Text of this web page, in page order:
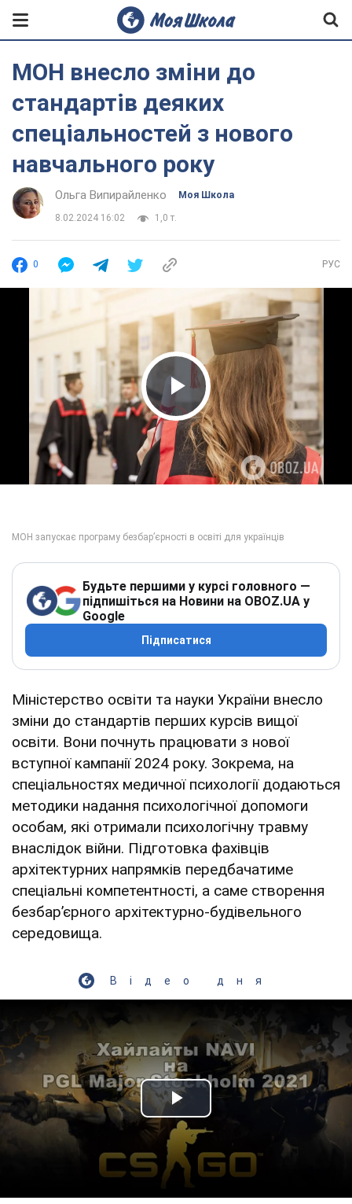
МОН внесло зміни до
стандартів деяких
спеціальностей з нового
навчального року
Ольга Випирайленко Моя Школа
8.02.2024 16:02 1,0 т.
0 РУС
Play Video
Будьте першими у курсі головного —
підпишіться на Новини на OBOZ.UA у
Google
Підписатися
Міністерство освіти та науки України внесло
зміни до стандартів перших курсів вищої
освіти. Вони почнуть працювати з нової
вступної кампанії 2024 року. Зокрема, на
спеціальностях медичної психології додаються
методики надання психологічної допомоги
особам, які отримали психологічну травму
внаслідок війни. Підготовка фахівців
архітектурних напрямків передбачатиме
спеціальні компетентності, а саме створення
безбар’єрного архітектурно-будівельного
середовища.
Відео дня
Play Video